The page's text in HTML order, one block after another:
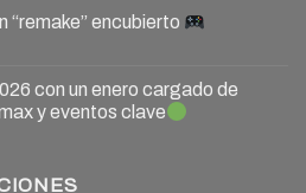
“remake” encubierto
con un enero cargado de
y eventos clave